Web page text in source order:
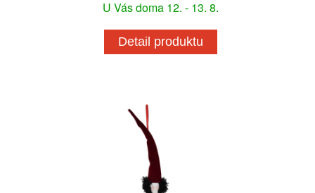
U Vás doma 12. - 13. 8.
Detail produktu